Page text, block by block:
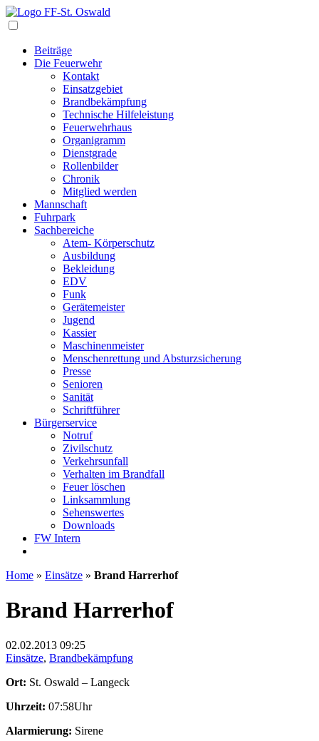
Beiträge
Die Feuerwehr
Kontakt
Einsatzgebiet
Brandbekämpfung
Technische Hilfeleistung
Feuerwehrhaus
Organigramm
Dienstgrade
Rollenbilder
Chronik
Mitglied werden
Mannschaft
Fuhrpark
Sachbereiche
Atem- Körperschutz
Ausbildung
Bekleidung
EDV
Funk
Gerätemeister
Jugend
Kassier
Maschinenmeister
Menschenrettung und Absturzsicherung
Presse
Senioren
Sanität
Schriftführer
Bürgerservice
Notruf
Zivilschutz
Verkehrsunfall
Verhalten im Brandfall
Feuer löschen
Linksammlung
Sehenswertes
Downloads
FW Intern
Home » Einsätze » Brand Harrerhof
Brand Harrerhof
02.02.2013 09:25
Einsätze, Brandbekämpfung
Ort: St. Oswald – Langeck
Uhrzeit: 07:58Uhr
Alarmierung: Sirene